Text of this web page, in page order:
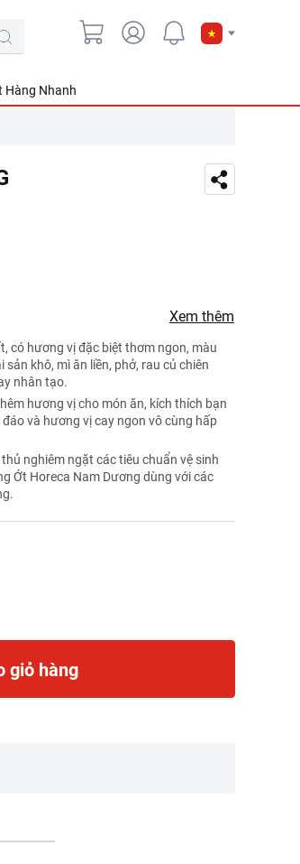
Hàng Nhanh
Xem thêm
có hương vị đặc biệt thơm ngon, màu
khô, mì ăn liền, phở, rau củ chiên
nhân tạo.
hương vị cho món ăn, kích thích bạn
và hương vị cay ngon vô cùng hấp
nghiêm ngặt các tiêu chuẩn vệ sinh
Ớt Horeca Nam Dương dùng với các
giỏ hàng